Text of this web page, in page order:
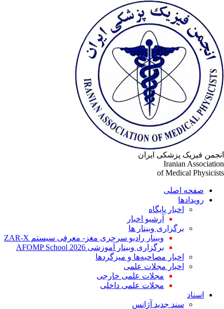
فیزیک پزشکی ایران
Iranian
of Medical
صفحه اصلی
رویدادها
اخبار پایگاه
آرشیو اخبار
برگزاری وبینار ها
وبینار رادیو سرجری مغز- معرفی سیستم ZAR-X
برگزاری وبینار آموزشی AFOMP School 2026
اخبار مصاحبه‌ها و میزگردها
اخبار مجلات علمی
مجلات علمی خارجی
مجلات علمی داخلی
اسناد
سند جدید آژانس